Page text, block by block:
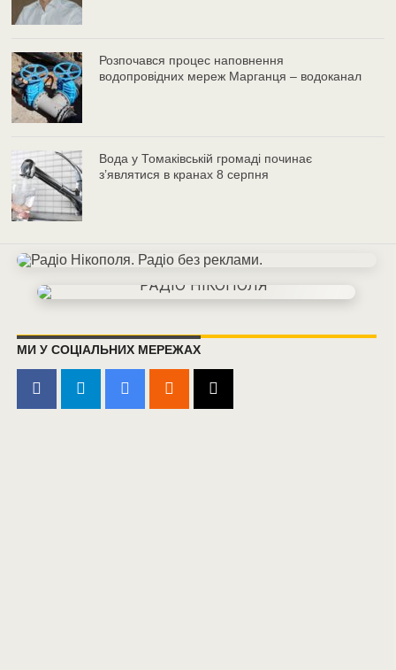
Розпочався процес наповнення
водопровідних мереж Марганця – водоканал
Вода у Томаківській громаді починає
з’являтися в кранах 8 серпня
МИ У СОЦІАЛЬНИХ МЕРЕЖАХ